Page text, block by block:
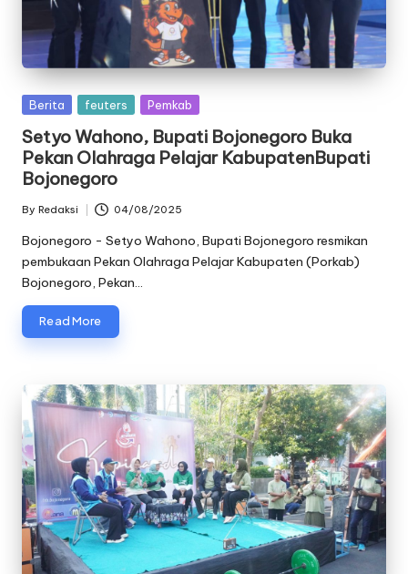
oj
o
n
e
g
o
r
o
Posted
Berita feuters Pemkab
Setyo Wahono, Bupati Bojonegoro Buka
Pekan Olahraga Pelajar KabupatenBupati
Bojonegoro
Posted
by
By Redaksi 04/08/2025
Bojonegoro - Setyo Wahono, Bupati Bojonegoro resmikan
pembukaan Pekan Olahraga Pelajar Kabupaten (Porkab)
Bojonegoro, Pekan…
Read More